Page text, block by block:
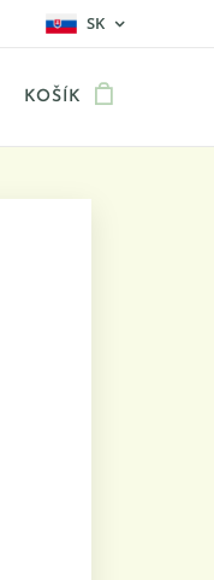
SK
KOŠÍK